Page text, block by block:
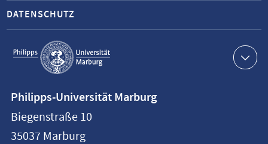
Service-
Navigation
DATENSCHUTZ
Philipps-
Universität
Philipps-Universität Marburg
Biegenstraße 10
35037 Marburg